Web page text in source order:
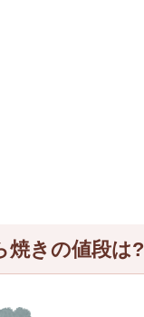
焼きの値段は?